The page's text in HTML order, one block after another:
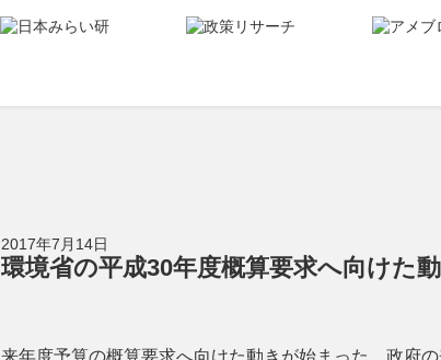
2017年7月14日
環境省の平成30年度概算要求へ向けた
来年度予算の概算要求へ向けた動きが始まった。政府